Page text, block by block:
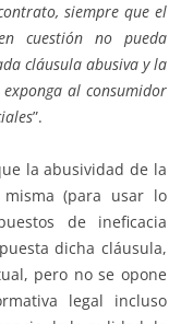
siempre que el
cuestión no pueda
cláusula abusiva y la
al consumidor
”.
la abusividad de la
(para usar lo
de ineficacia
dicha cláusula,
pero no se opone
legal incluso